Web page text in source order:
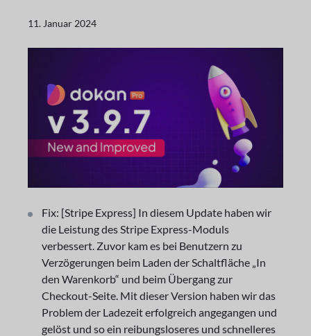
11. Januar 2024
Fix: [Stripe Express] In diesem Update haben wir
die Leistung des Stripe Express-Moduls
verbessert. Zuvor kam es bei Benutzern zu
Verzögerungen beim Laden der Schaltfläche „In
den Warenkorb“ und beim Übergang zur
Checkout-Seite. Mit dieser Version haben wir das
Problem der Ladezeit erfolgreich angegangen und
gelöst und so ein reibungsloseres und schnelleres